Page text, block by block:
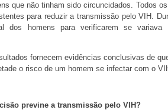
que não tinham sido circuncidados. Todos
para reduzir a transmissão pelo VIH.
dos homens para verificarem se
fornecem evidências conclusivas de
o risco de um homem se infectar com o
previne a transmissão pelo VIH?